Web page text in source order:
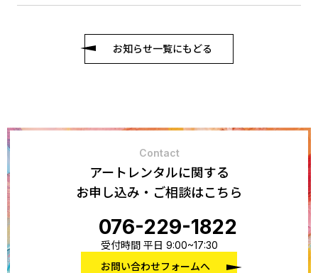
お知らせ一覧にもどる
Contact
アートレンタルに関する
お申し込み・ご相談はこちら
076-229-1822
受付時間 平日 9:00~17:30
お問い合わせフォームへ